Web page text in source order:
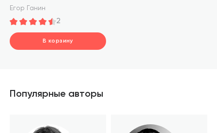
успешных продуктов
и команд
Егор Ганин
2
В корзину
Популярные авторы